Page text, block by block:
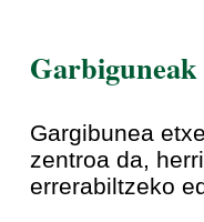
Garbiguneak
Gargibunea
zentroa da,
errerabiltzeko